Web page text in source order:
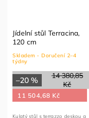
Jídelní stůl Terracina,
120 cm
Skladem - Doručení 2–4
týdny
14 380,85
Kč
–20 %
11 504,68 Kč
Kulatý stůl s terrazzo deskou a